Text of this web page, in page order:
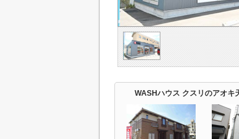
WASHハウス クスリのアオキ